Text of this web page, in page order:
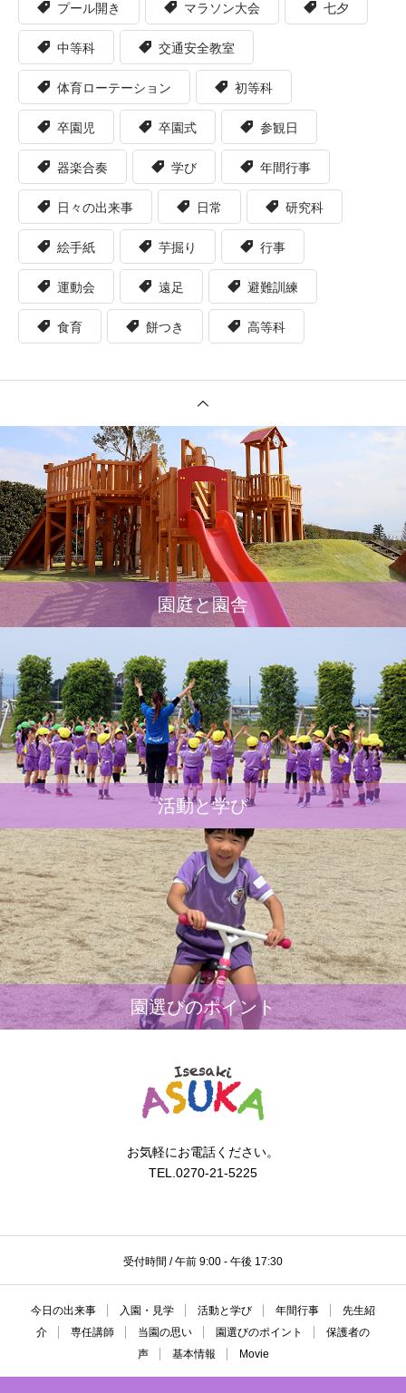
プール開き マラソン大会 七夕
中等科 交通安全教室
体育ローテーション 初等科
卒園児 卒園式 参観日
器楽合奏 学び 年間行事
日々の出来事 日常 研究科
絵手紙 芋掘り 行事
運動会 遠足 避難訓練
食育 餅つき 高等科
園庭と園舎
活動と学び
園選びのポイント
お気軽にお電話ください。
TEL.0270-21-5225
受付時間 / 午前 9:00 - 午後 17:30
今日の出来事 入園・見学 活動と学び 年間行事
先生紹
介
専任講師 当園の思い 園選びのポイント
保護者の
声
基本情報 Movie